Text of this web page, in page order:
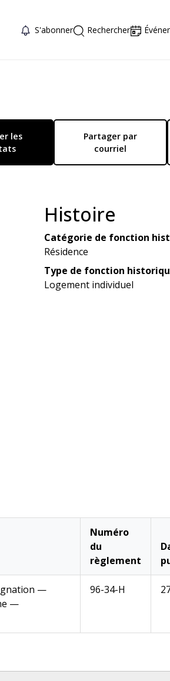
S'abonner Rechercher
les
Partager par
courriel
Histoire
Catégorie de fonction
Résidence
Type de fonction
Logement individuel
Numéro
du
règlement
—
—
96-34-H